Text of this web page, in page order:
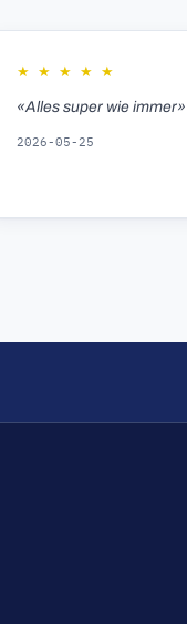
★ ★ ★ ★ ★
«Alles super wie immer»
2026-05-25